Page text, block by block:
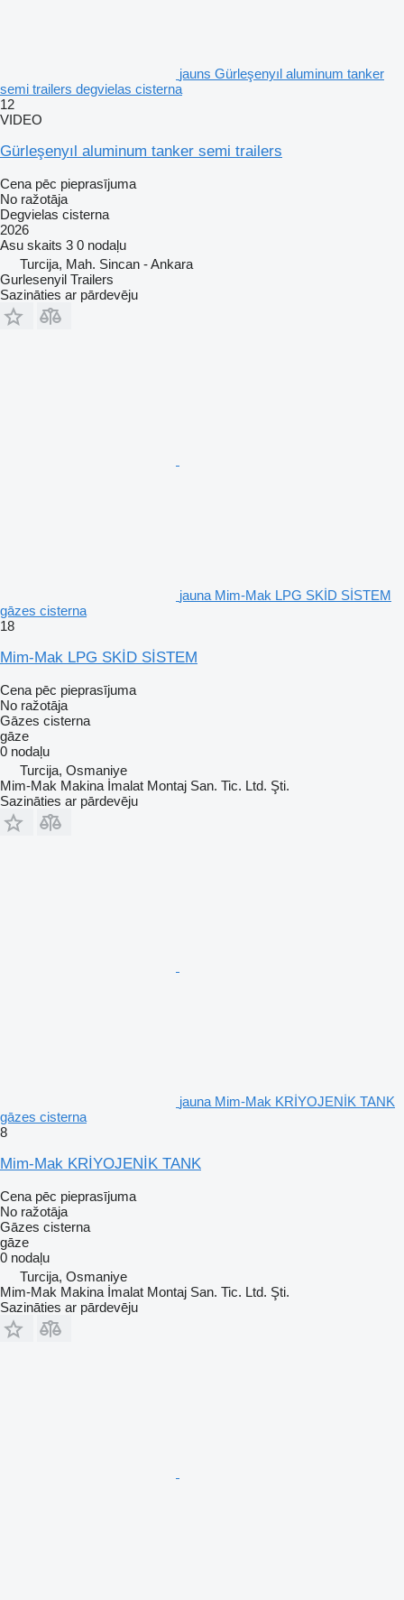
jauns Gürleşenyıl aluminum tanker
semi trailers degvielas cisterna
12
VIDEO
Gürleşenyıl aluminum tanker semi trailers
Cena pēc pieprasījuma
No ražotāja
Degvielas cisterna
2026
Asu skaits 3 0 nodaļu
Turcija, Mah. Sincan - Ankara
Gurlesenyil Trailers
Sazināties ar pārdevēju
jauna Mim-Mak LPG SKİD SİSTEM
gāzes cisterna
18
Mim-Mak LPG SKİD SİSTEM
Cena pēc pieprasījuma
No ražotāja
Gāzes cisterna
gāze
0 nodaļu
Turcija, Osmaniye
Mim-Mak Makina İmalat Montaj San. Tic. Ltd. Şti.
Sazināties ar pārdevēju
jauna Mim-Mak KRİYOJENİK TANK
gāzes cisterna
8
Mim-Mak KRİYOJENİK TANK
Cena pēc pieprasījuma
No ražotāja
Gāzes cisterna
gāze
0 nodaļu
Turcija, Osmaniye
Mim-Mak Makina İmalat Montaj San. Tic. Ltd. Şti.
Sazināties ar pārdevēju